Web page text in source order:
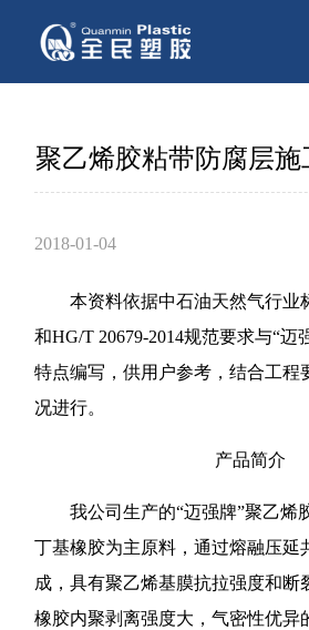
聚乙烯胶粘带防腐层
2018-01-04
本资料依据中石油天然气行业
和HG/T 20679-2014规范要求与“迈
特点编写，供用户参考，结合工程
况进行。
产品简介
我公司生产的“迈强牌”聚乙烯
丁基橡胶为主原料，通过熔融压延
成，具有聚乙烯基膜抗拉强度和断
橡胶内聚剥离强度大，气密性优异